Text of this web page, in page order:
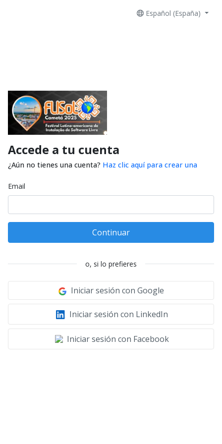
Español (España)
Accede a tu cuenta
¿Aún no tienes una cuenta? Haz clic aquí para crear una
Email
Continuar
o, si lo prefieres
Iniciar sesión con Google
Iniciar sesión con LinkedIn
Iniciar sesión con Facebook